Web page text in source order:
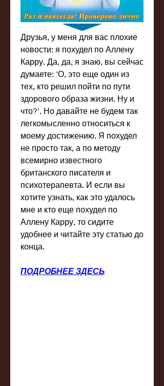
Друзья, у меня для вас плохие
новости: я похудел по Аллену
Карру. Да, да, я знаю, вы сейчас
думаете: 'О, это еще один из
тех, кто решил пойти по пути
здорового образа жизни. Ну и
что?'. Но давайте не будем так
легкомысленно относиться к
моему достижению. Я похудел
не просто так, а по методу
всемирно известного
британского писателя и
психотерапевта. И если вы
хотите узнать, как это удалось
мне и кто еще похудел по
Аллену Карру, то сидите
удобнее и читайте эту статью до
конца.
ПОДРОБНЕЕ ЗДЕСЬ